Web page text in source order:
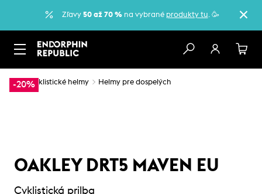
Zľavy 50 až 70 %na vybrané produkty tu. 🥳
-20%
… Cyklistické helmy Helmy pre dospelých
OAKLEY DRT5 MAVEN EU
Cyklistická prilba